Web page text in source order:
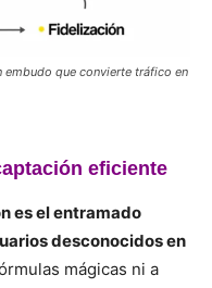
embudo que convierte tráfico en
eficiente
es el entramado
desconocidos en
mágicas ni a